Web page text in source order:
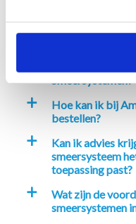
Veelgestelde
Smeersystemen?
a
Hoe kan ik bij
bestellen?
a
Kan ik advies
smeersysteem
toepassing past?
a
Wat zijn de
smeersystemen